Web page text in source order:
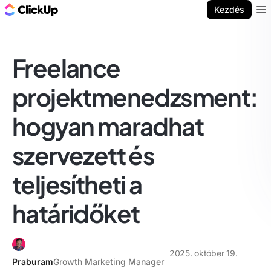
Kezdés
Freelance
projektmenedzsment:
hogyan maradhat
szervezett és
teljesítheti a
határidőket
PraburamGrowth Marketing Manager
2025. október 19.